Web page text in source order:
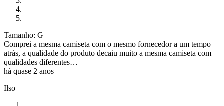
Tamanho: G
Comprei a mesma camiseta com o mesmo fornecedor a um tempo
atrás, a qualidade do produto decaiu muito a mesma camiseta com
qualidades diferentes…
há quase 2 anos
Ilso